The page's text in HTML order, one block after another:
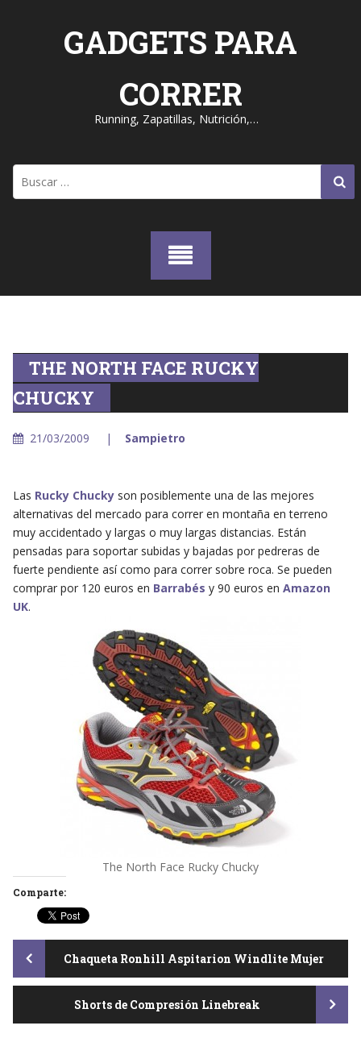
GADGETS PARA
CORRER
Running, Zapatillas, Nutrición,…
THE NORTH FACE RUCKY
CHUCKY
21/03/2009 Sampietro
Las Rucky Chuckyson posiblemente una de las mejores
alternativas del mercado para correr en montaña en terreno
muy accidentado y largas o muy largas distancias. Están
pensadas para soportar subidas y bajadas por pedreras de
fuerte pendiente así como para correr sobre roca. Se pueden
comprar por 120 euros en Barrabés y 90 euros en Amazon
UK.
The North Face Rucky Chucky
Comparte:
Post
navigation
Chaqueta Ronhill Aspitarion Windlite Mujer
Shorts de Compresión Linebreak